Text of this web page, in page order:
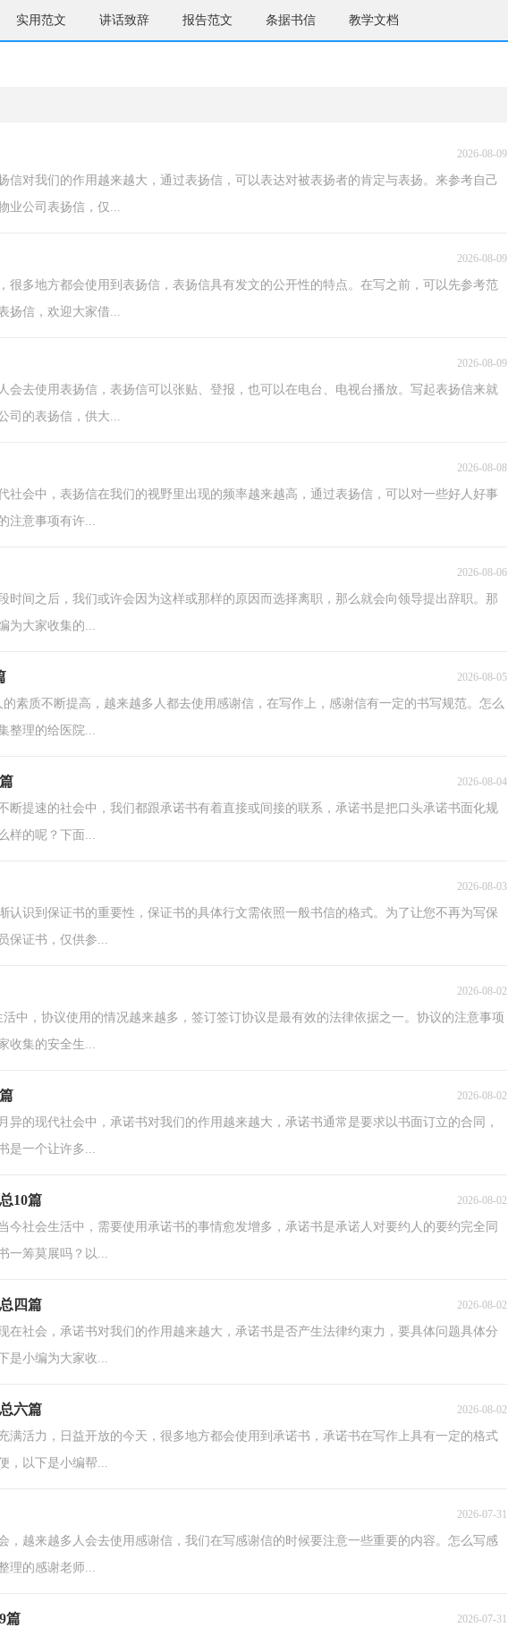
实用范文 讲话致辞 报告范文 条据书信 教学文档
2026-08-09
信对我们的作用越来越大，通过表扬信，可以表达对被表扬者的肯定与表扬。来参考自己
业公司表扬信，仅...
2026-08-09
很多地方都会使用到表扬信，表扬信具有发文的公开性的特点。在写之前，可以先参考范
扬信，欢迎大家借...
2026-08-09
会去使用表扬信，表扬信可以张贴、登报，也可以在电台、电视台播放。写起表扬信来就
司的表扬信，供大...
2026-08-08
社会中，表扬信在我们的视野里出现的频率越来越高，通过表扬信，可以对一些好人好事
注意事项有许...
2026-08-06
时间之后，我们或许会因为这样或那样的原因而选择离职，那么就会向领导提出辞职。那
为大家收集的...
2026-08-05
素质不断提高，越来越多人都去使用感谢信，在写作上，感谢信有一定的书写规范。怎么
整理的给医院...
2026-08-04
断提速的社会中，我们都跟承诺书有着直接或间接的联系，承诺书是把口头承诺书面化规
样的呢？下面...
2026-08-03
认识到保证书的重要性，保证书的具体行文需依照一般书信的格式。为了让您不再为写保
保证书，仅供参...
2026-08-02
中，协议使用的情况越来越多，签订签订协议是最有效的法律依据之一。协议的注意事项
收集的安全生...
2026-08-02
异的现代社会中，承诺书对我们的作用越来越大，承诺书通常是要求以书面订立的合同，
是一个让许多...
10篇 2026-08-02
今社会生活中，需要使用承诺书的事情愈发增多，承诺书是承诺人对要约人的要约完全同
一筹莫展吗？以...
四篇 2026-08-02
在社会，承诺书对我们的作用越来越大，承诺书是否产生法律约束力，要具体问题具体分
是小编为大家收...
六篇 2026-08-02
满活力，日益开放的今天，很多地方都会使用到承诺书，承诺书在写作上具有一定的格式
，以下是小编帮...
2026-07-31
，越来越多人会去使用感谢信，我们在写感谢信的时候要注意一些重要的内容。怎么写感
理的感谢老师...
篇 2026-07-31